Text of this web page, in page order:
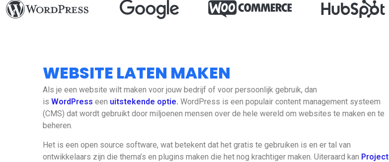
WEBSITE LATEN MAKEN
Als je een website wilt maken voor jouw bedrijf of voor persoonlijk gebruik, dan
isWordPress een uitstekende optie. WordPress is een populair content management systeem
(CMS) dat wordt gebruikt door miljoenen mensen over de hele wereld om websites te maken en te
beheren.
Het is een open source software, wat betekent dat het gratis te gebruiken is en er tal van
ontwikkelaars zijn die thema’s en plugins maken die het nog krachtiger maken. Uiteraard kan Project